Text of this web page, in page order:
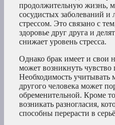
продолжительную жизнь,
сосудистых заболеваний и
стрессом. Это связано с
здоровье друг друга и
снижает уровень стресса.
Однако брак имеет и свои
может возникнуть
Необходимость учитывать
другого человека может
обременительной. Кроме
возникать разногласия,
способны перерасти в